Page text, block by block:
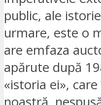
public, ale
urmare, este o
are emfaza
apărute după
«istoria ei»,